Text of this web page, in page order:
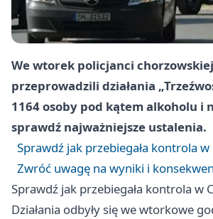
We wtorek policjanci
przeprowadzili działania
1164 osoby pod kątem alkoholu
sprawdź najważniejsze ustalenia.
Sprawdź jak przebiegała kontrola
Zwróć uwagę na wyniki i
Sprawdź jak przebiegała kontrola w
Działania odbyły się we wtorkowe